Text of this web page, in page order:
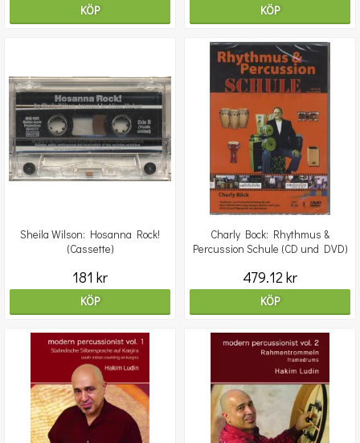
KÖP KÖP
Sheila Wilson: Hosanna Rock!
(Cassette)
181 kr
KÖP
Charly Bock: Rhythmus &
Percussion Schule (CD und DVD)
479.12 kr
KÖP